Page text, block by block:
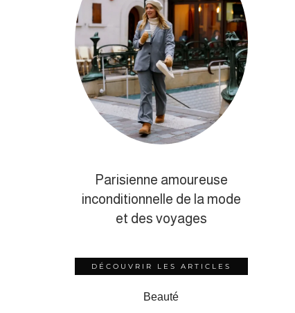
Parisienne amoureuse
inconditionnelle de la mode
et des voyages
DÉCOUVRIR LES ARTICLES
Beauté